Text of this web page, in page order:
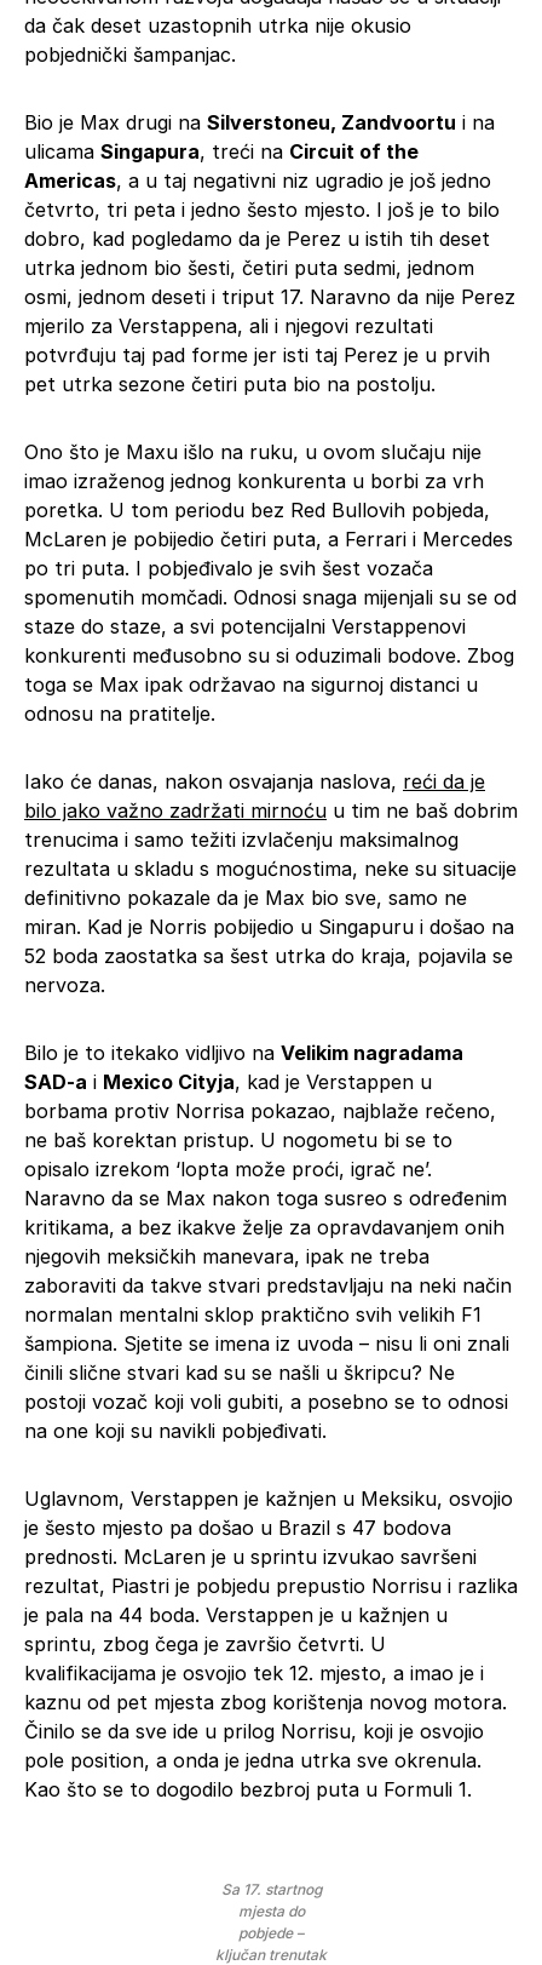
da čak deset uzastopnih utrka nije okusio
pobjednički šampanjac.
Bio je Max drugi na Silverstoneu, Zandvoortu i na
ulicama Singapura, treći na Circuit of the
Americas, a u taj negativni niz ugradio je još jedno
četvrto, tri peta i jedno šesto mjesto. I još je to bilo
dobro, kad pogledamo da je Perez u istih tih deset
utrka jednom bio šesti, četiri puta sedmi, jednom
osmi, jednom deseti i triput 17. Naravno da nije Perez
mjerilo za Verstappena, ali i njegovi rezultati
potvrđuju taj pad forme jer isti taj Perez je u prvih
pet utrka sezone četiri puta bio na postolju.
Ono što je Maxu išlo na ruku, u ovom slučaju nije
imao izraženog jednog konkurenta u borbi za vrh
poretka. U tom periodu bez Red Bullovih pobjeda,
McLaren je pobijedio četiri puta, a Ferrari i Mercedes
po tri puta. I pobjeđivalo je svih šest vozača
spomenutih momčadi. Odnosi snaga mijenjali su se od
staze do staze, a svi potencijalni Verstappenovi
konkurenti međusobno su si oduzimali bodove. Zbog
toga se Max ipak održavao na sigurnoj distanci u
odnosu na pratitelje.
Iako će danas, nakon osvajanja naslova, reći da je
bilo jako važno zadržati mirnoću u tim ne baš dobrim
trenucima i samo težiti izvlačenju maksimalnog
rezultata u skladu s mogućnostima, neke su situacije
definitivno pokazale da je Max bio sve, samo ne
miran. Kad je Norris pobijedio u Singapuru i došao na
52 boda zaostatka sa šest utrka do kraja, pojavila se
nervoza.
Bilo je to itekako vidljivo na Velikim nagradama
SAD-a i Mexico Cityja, kad je Verstappen u
borbama protiv Norrisa pokazao, najblaže rečeno,
ne baš korektan pristup. U nogometu bi se to
opisalo izrekom ‘lopta može proći, igrač ne’.
Naravno da se Max nakon toga susreo s određenim
kritikama, a bez ikakve želje za opravdavanjem onih
njegovih meksičkih manevara, ipak ne treba
zaboraviti da takve stvari predstavljaju na neki način
normalan mentalni sklop praktično svih velikih F1
šampiona. Sjetite se imena iz uvoda – nisu li oni znali
činili slične stvari kad su se našli u škripcu? Ne
postoji vozač koji voli gubiti, a posebno se to odnosi
na one koji su navikli pobjeđivati.
Uglavnom, Verstappen je kažnjen u Meksiku, osvojio
je šesto mjesto pa došao u Brazil s 47 bodova
prednosti. McLaren je u sprintu izvukao savršeni
rezultat, Piastri je pobjedu prepustio Norrisu i razlika
je pala na 44 boda. Verstappen je u kažnjen u
sprintu, zbog čega je završio četvrti. U
kvalifikacijama je osvojio tek 12. mjesto, a imao je i
kaznu od pet mjesta zbog korištenja novog motora.
Činilo se da sve ide u prilog Norrisu, koji je osvojio
pole position, a onda je jedna utrka sve okrenula.
Kao što se to dogodilo bezbroj puta u Formuli 1.
Sa 17. startnog
mjesta do
pobjede –
ključan trenutak